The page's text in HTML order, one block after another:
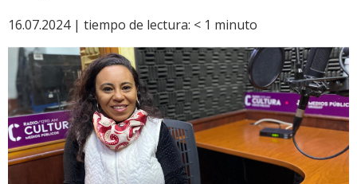
16.07.2024 | tiempo de lectura: < 1 minuto